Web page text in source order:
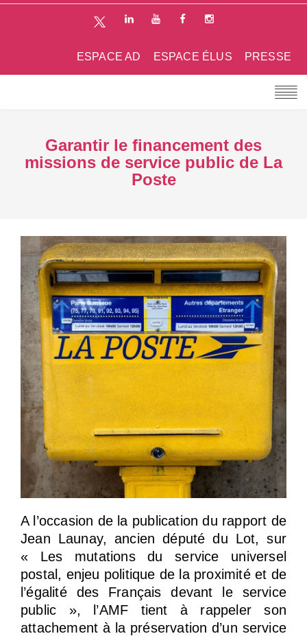
PRESSE
ESPACE ÉLUS
ESPACE AD
Garantir le financement des
missions de service public de La
Poste
A l’occasion de la publication du rapport de
Jean Launay, ancien député du Lot, sur
« Les mutations du service universel
postal, enjeu politique de la proximité et de
l’égalité des Français devant le service
public », l’AMF tient à rappeler son
attachement à la préservation d’un service